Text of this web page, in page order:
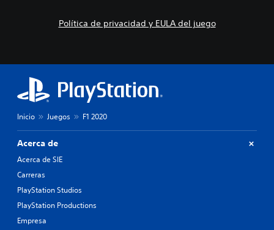
Política de privacidad y EULA del juego
Inicio Juegos F1 2020
Acerca de
Acerca de SIE
Carreras
PlayStation Studios
PlayStation Productions
Empresa